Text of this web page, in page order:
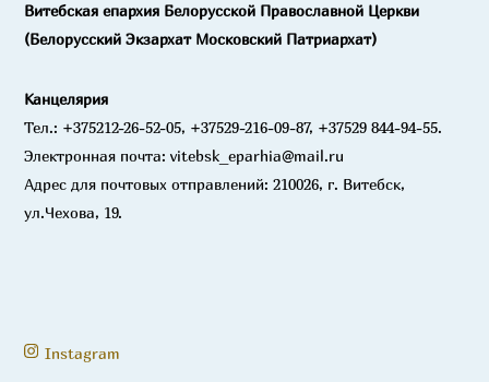
Витебская епархия Белорусской Православной Церкви
(Белорусский Экзархат Московский Патриархат)
Канцелярия
Тел.: +375212-26-52-05, +37529-216-09-87, +37529 844-94-55.
Электронная почта: vitebsk_eparhia@mail.ru
Адрес для почтовых отправлений: 210026, г. Витебск,
ул.Чехова, 19.
Instagram